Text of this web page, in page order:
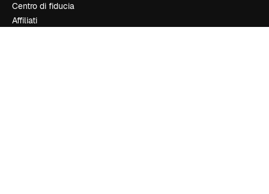
Centro di fiducia
Affiliati